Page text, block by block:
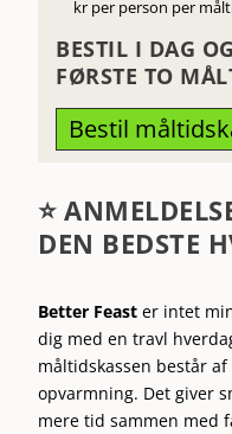
kr per person per
BESTIL I DAG
FØRSTE TO
Bestil
⭐
DEN BEDSTE
Better Feast er intet
dig med en travl
måltidskassen består
opvarmning. Det giver
mere tid sammen med